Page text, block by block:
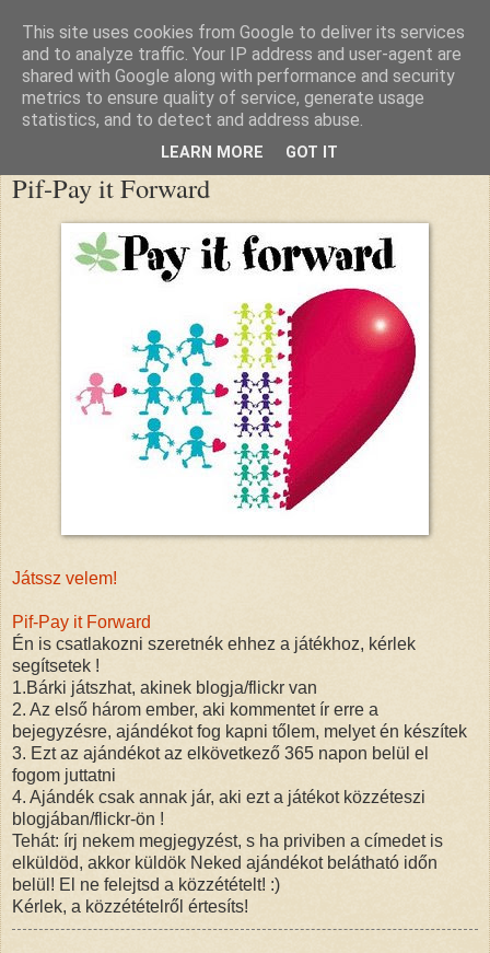
nana blogja
Pif-Pay it Forward
Játssz velem!
Pif-Pay it Forward
Én is csatlakozni szeretnék ehhez a játékhoz, kérlek
segítsetek !
1.Bárki játszhat, akinek blogja/flickr van
2. Az első három ember, aki kommentet ír erre a
bejegyzésre, ajándékot fog kapni tőlem, melyet én készítek
3. Ezt az ajándékot az elkövetkező 365 napon belül el
fogom juttatni
4. Ajándék csak annak jár, aki ezt a játékot közzéteszi
blogjában/flickr-ön !
Tehát: írj nekem megjegyzést, s ha priviben a címedet is
elküldöd, akkor küldök Neked ajándékot belátható időn
belül! El ne felejtsd a közzétételt! :)
Kérlek, a közzétételről értesíts!
This site uses cookies from Google to deliver its services
and to analyze traffic. Your IP address and user-agent are
shared with Google along with performance and security
metrics to ensure quality of service, generate usage
statistics, and to detect and address abuse.
LEARN MORE GOT IT